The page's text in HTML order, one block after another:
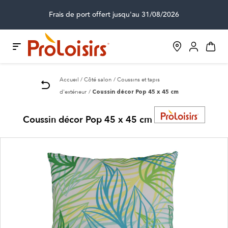
Frais de port offert jusqu'au 31/08/2026
Accueil Côté salon
Coussins et tapis
d'extérieur
Coussin décor Pop 45 x 45 cm
Coussin décor Pop 45 x 45 cm